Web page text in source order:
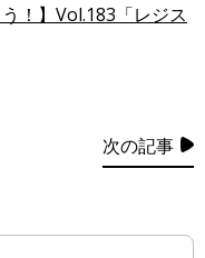
！】Vol.183「レジス
次の記事